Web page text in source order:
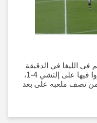
في الدقيقة
89 من مباراة الأسبوع 28 التي فازوا فيها على إلتشي 4-1،
نصف ملعبه على بعد